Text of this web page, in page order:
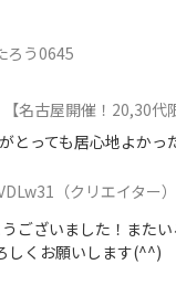
ろう0645
【名古屋開催！20,30
とっても居心地よかっ
（クリエイター）
ございました！また
しくお願いします(^^)